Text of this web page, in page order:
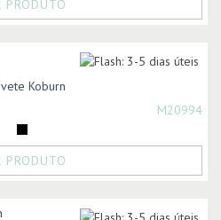
PRODUTO
Koburn
M20994
PRODUTO